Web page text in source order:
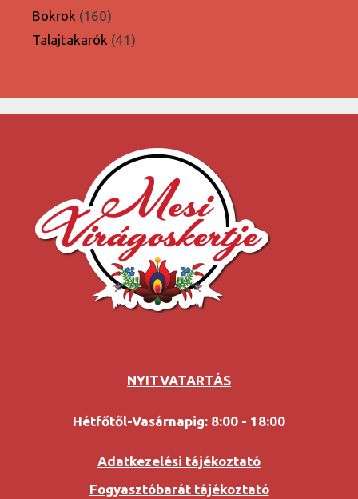
Bokrok 160160
termék
Talajtakarók 4141
NYITVATARTÁS
Hétfőtől-Vasárnapig: 8:00 - 18:00
Adatkezelési tájékoztató
Fogyasztóbarát tájékoztató